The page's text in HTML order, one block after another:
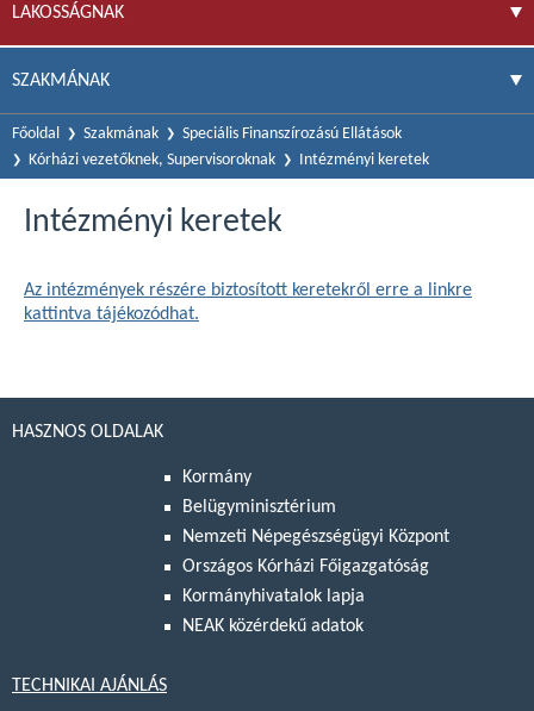
LAKOSSÁGNAK
SZAKMÁNAK
Főoldal Szakmának
Speciális Finanszírozású Ellátások
Kórházi vezetőknek, Supervisoroknak
Intézményi keretek
Intézményi keretek
Az intézmények részére biztosított keretekről erre a linkre
kattintva tájékozódhat.
HASZNOS OLDALAK
Kormány
Belügyminisztérium
Nemzeti Népegészségügyi Központ
Országos Kórházi Főigazgatóság
Kormányhivatalok lapja
NEAK közérdekű adatok
TECHNIKAI AJÁNLÁS